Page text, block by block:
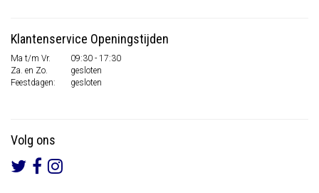
Klantenservice Openingstijden
Ma t/m Vr.
09:30 - 17:30
Za. en Zo.
gesloten
Feestdagen:
gesloten
Volg ons